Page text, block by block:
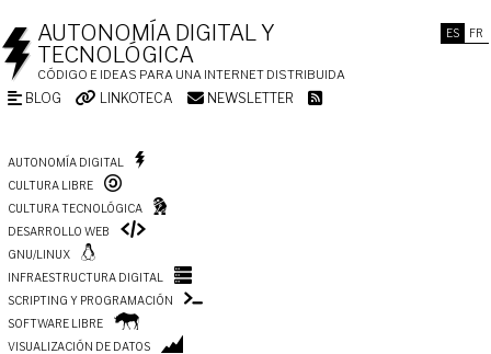
ES FR
AUTONOMÍA DIGITAL Y
TECNOLÓGICA
CÓDIGO E IDEAS PARA UNA INTERNET DISTRIBUIDA
BLOG LINKOTECA NEWSLETTER
AUTONOMÍA DIGITAL
CULTURA LIBRE
CULTURA TECNOLÓGICA
DESARROLLO WEB
GNU/LINUX
INFRAESTRUCTURA DIGITAL
SCRIPTING Y PROGRAMACIÓN
SOFTWARE LIBRE
VISUALIZACIÓN DE DATOS